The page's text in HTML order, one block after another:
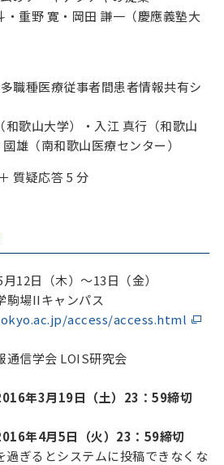
重野 寛・岡田 謙一（慶應義塾大
職種医療従事者間患者情報共有シ
歌山大学）・入江 真行（和歌山
雄（南和歌山医療センター）
質疑応答 5 分
月12日（木）〜13日（金）
駒場IIキャンパス
access/access.html
通信学会 LOIS研究会
年3月19日 （土）23：59締切
年4月5日（火）23：59締切
るとシステムに投稿できなくな